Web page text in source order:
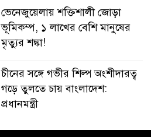
ভেনেজুয়েলায় শক্তিশালী জোড়া
ভূমিকম্প, ১ লাখের বেশি মানুষের
মৃত্যুর শঙ্কা!
চীনের সঙ্গে গভীর শিল্প অংশীদারত্ব
গড়ে তুলতে চায় বাংলাদেশ:
প্রধানমন্ত্রী